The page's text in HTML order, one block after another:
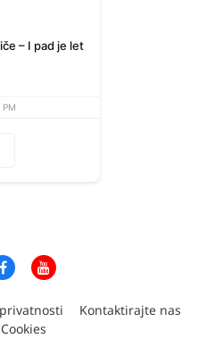
– I pad je let
Kontaktirajte nas
Cookies